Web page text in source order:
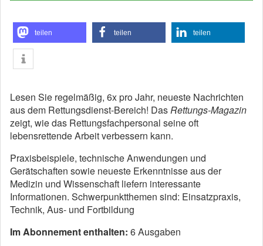
teilen teilen teilen
Lesen Sie regelmäßig, 6x pro Jahr, neueste Nachrichten
aus dem Rettungsdienst-Bereich! DasRettungs-Magazin
zeigt, wie das Rettungsfachpersonal seine oft
lebensrettende Arbeit verbessern kann.
Praxisbeispiele, technische Anwendungen und
Gerätschaften sowie neueste Erkenntnisse aus der
Medizin und Wissenschaft liefern interessante
Informationen. Schwerpunktthemen sind: Einsatzpraxis,
Technik, Aus- und Fortbildung
Im Abonnement enthalten: 6 Ausgaben